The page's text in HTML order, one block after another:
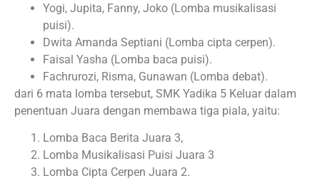
Yogi, Jupita, Fanny, Joko (Lomba musikalisasi
puisi).
Dwita Amanda Septiani (Lomba cipta cerpen).
Faisal Yasha (Lomba baca puisi).
Fachrurozi, Risma, Gunawan (Lomba debat).
dari 6 mata lomba tersebut, SMK Yadika 5 Keluar dalam
penentuan Juara dengan membawa tiga piala, yaitu:
Lomba Baca Berita Juara 3,
Lomba Musikalisasi Puisi Juara 3
Lomba Cipta Cerpen Juara 2.